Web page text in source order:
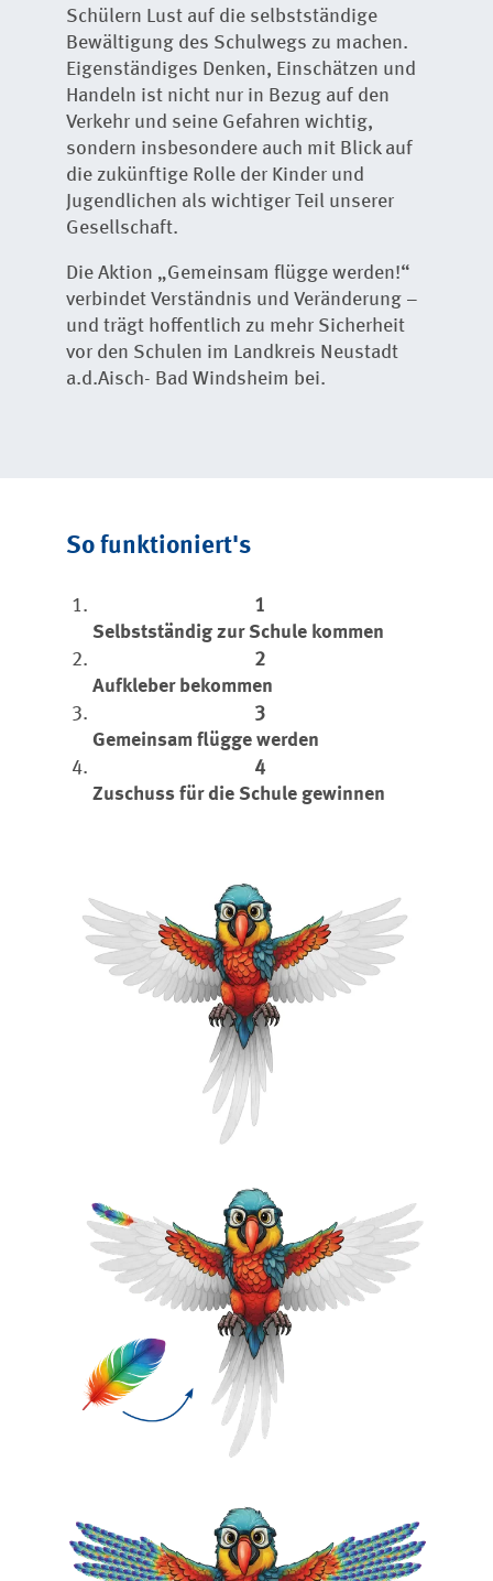
Schülern Lust auf die selbstständige
Bewältigung des Schulwegs zu machen.
Eigenständiges Denken, Einschätzen und
Handeln ist nicht nur in Bezug auf den
Verkehr und seine Gefahren wichtig,
sondern insbesondere auch mit Blick auf
die zukünftige Rolle der Kinder und
Jugendlichen als wichtiger Teil unserer
Gesellschaft.
Die Aktion „Gemeinsam flügge werden!“
verbindet Verständnis und Veränderung –
und trägt hoffentlich zu mehr Sicherheit
vor den Schulen im Landkreis Neustadt
a.d.Aisch- Bad Windsheim bei.
So funktioniert's
Selbstständig zur Schule kommen
Aufkleber bekommen
Gemeinsam flügge werden
Zuschuss für die Schule gewinnen